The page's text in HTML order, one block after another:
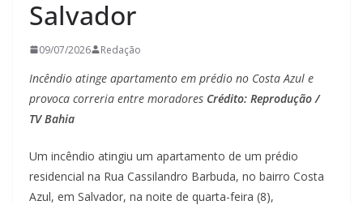
Salvador
09/07/2026 Redação
Incêndio atinge apartamento em prédio no Costa Azul e
provoca correria entre moradores Crédito: Reprodução /
TV Bahia
Um incêndio atingiu um apartamento de um prédio
residencial na Rua Cassilandro Barbuda, no bairro Costa
Azul, em Salvador, na noite de quarta-feira (8),